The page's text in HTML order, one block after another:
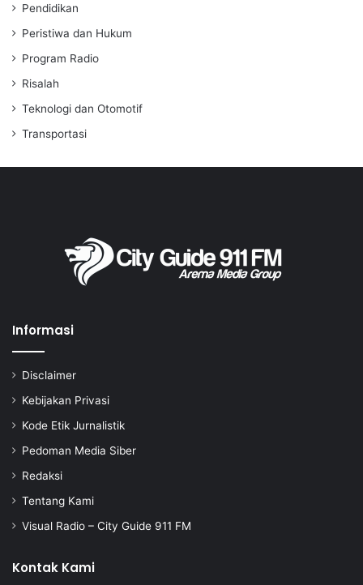
Pendidikan
Peristiwa dan Hukum
Program Radio
Risalah
Teknologi dan Otomotif
Transportasi
Informasi
Disclaimer
Kebijakan Privasi
Kode Etik Jurnalistik
Pedoman Media Siber
Redaksi
Tentang Kami
Visual Radio – City Guide 911 FM
Kontak Kami